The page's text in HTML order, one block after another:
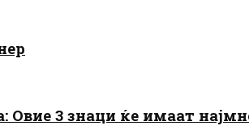
3 знаци ќе имаат